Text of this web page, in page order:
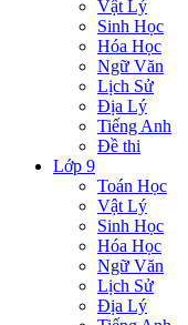
Vật Lý
Sinh Học
Hóa Học
Ngữ Văn
Lịch Sử
Địa Lý
Tiếng Anh
Đề thi
Lớp 9
Toán Học
Vật Lý
Sinh Học
Hóa Học
Ngữ Văn
Lịch Sử
Địa Lý